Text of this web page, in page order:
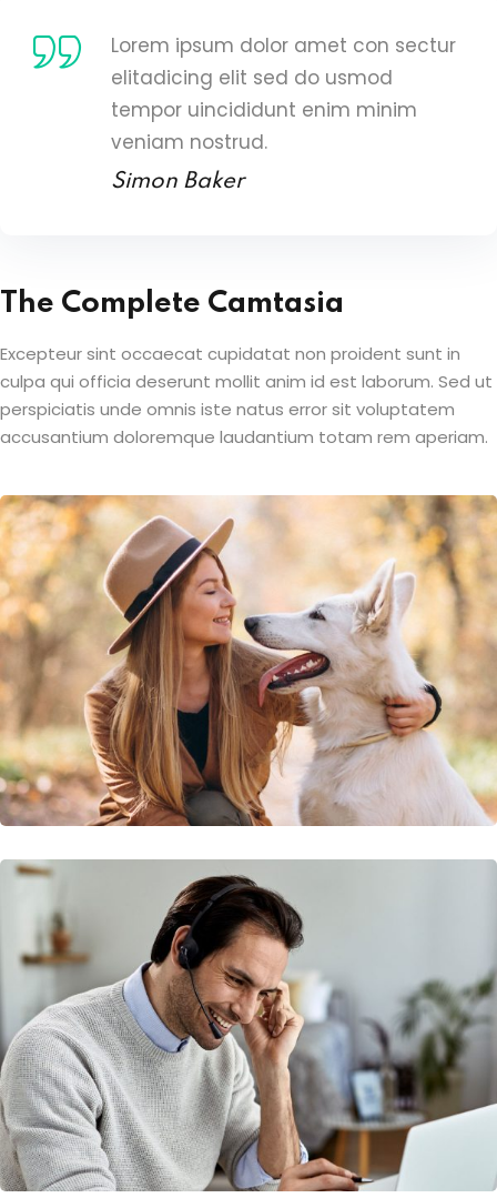
Lorem ipsum dolor amet con sectur
elitadicing elit sed do usmod
tempor uincididunt enim minim
veniam nostrud.
Simon Baker
The Complete Camtasia
Excepteur sint occaecat cupidatat non proident sunt in
culpa qui officia deserunt mollit anim id est laborum. Sed ut
perspiciatis unde omnis iste natus error sit voluptatem
accusantium doloremque laudantium totam rem aperiam.